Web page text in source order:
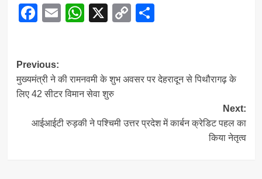
Facebook
EmailWhatsApp
X CopyShare
Post
navigation
Previous:
मुख्यमंत्री ने की रामनवमी के शुभ अवसर पर देहरादून से पिथौरागढ़ के
लिए 42 सीटर विमान सेवा शुरु
Next:
आईआईटी रुड़की ने पश्चिमी उत्तर प्रदेश में कार्बन क्रेडिट पहल का
किया नेतृत्व